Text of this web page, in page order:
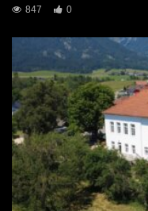
847
0